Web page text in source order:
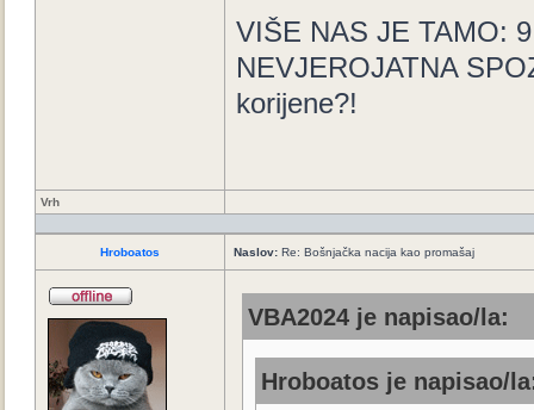
VIŠE NAS JE TAMO:
NEVJEROJATNA
korijene?!
Vrh
Hroboatos Naslov: Re: Bošnjačka nacija kao promašaj
VBA2024 je napisao/la:
Hroboatos je napisao/